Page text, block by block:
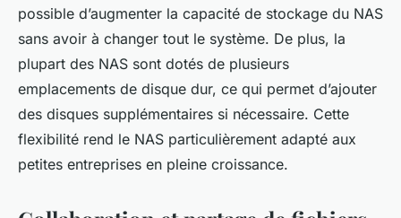
possible d’augmenter la capacité de stockage du NAS
sans avoir à changer tout le système. De plus, la
plupart des NAS sont dotés de plusieurs
emplacements de disque dur, ce qui permet d’ajouter
des disques supplémentaires si nécessaire. Cette
flexibilité rend le NAS particulièrement adapté aux
petites entreprises en pleine croissance.